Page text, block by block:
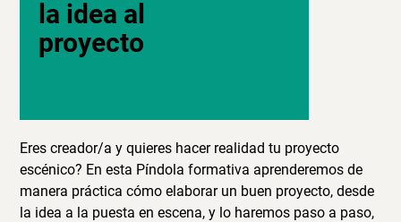
la idea al
proyecto
Eres creador/a y quieres hacer realidad tu proyecto
escénico? En esta Píndola formativa aprenderemos de
manera práctica cómo elaborar un buen proyecto, desde
la idea a la puesta en escena, y lo haremos paso a paso,